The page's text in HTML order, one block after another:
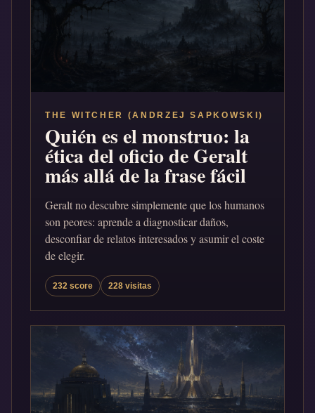
THE WITCHER (ANDRZEJ SAPKOWSKI)
Quién es el monstruo: la
ética del oficio de Geralt
más allá de la frase fácil
Geralt no descubre simplemente que los humanos
son peores: aprende a diagnosticar daños,
desconfiar de relatos interesados y asumir el coste
de elegir.
232 score 228 visitas